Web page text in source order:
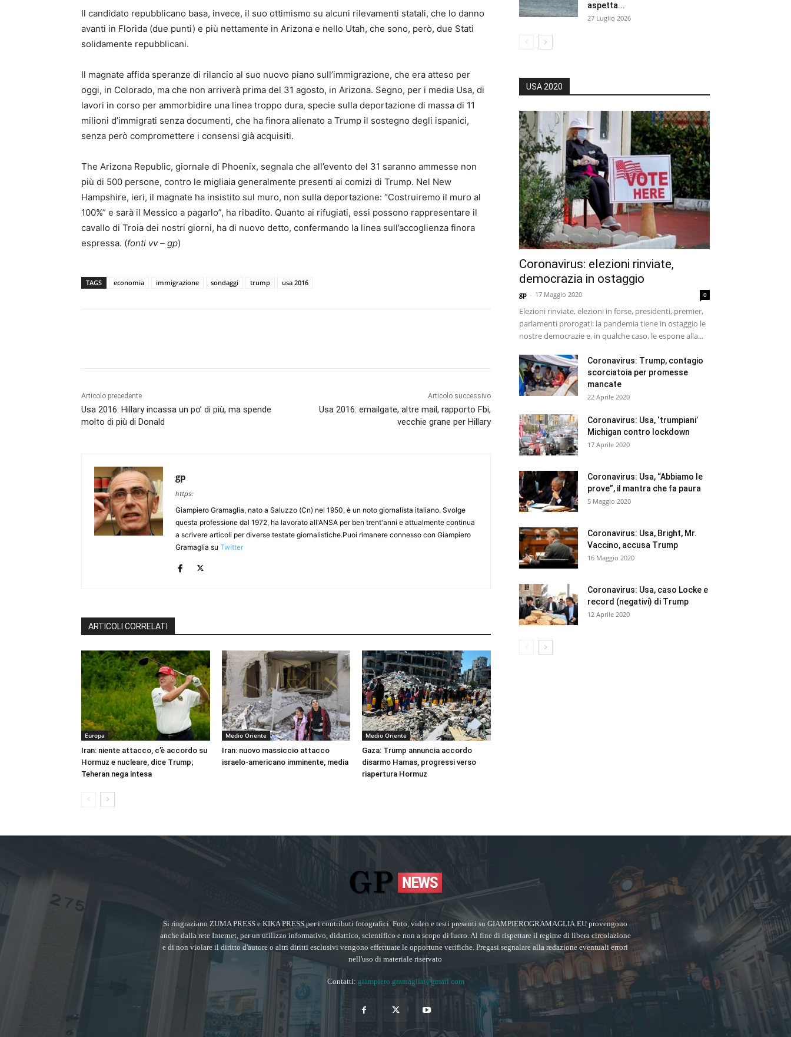
Il candidato repubblicano basa, invece, il suo ottimismo su alcuni rilevamenti statali, che lo danno
avanti in Florida (due punti) e più nettamente in Arizona e nello Utah, che sono, però, due Stati
solidamente repubblicani.
Il magnate affida speranze di rilancio al suo nuovo piano sull’immigrazione, che era atteso per
oggi, in Colorado, ma che non arriverà prima del 31 agosto, in Arizona. Segno, per i media Usa, di
lavori in corso per ammorbidire una linea troppo dura, specie sulla deportazione di massa di 11
milioni d’immigrati senza documenti, che ha finora alienato a Trump il sostegno degli ispanici,
senza però compromettere i consensi già acquisiti.
The Arizona Republic, giornale di Phoenix, segnala che all’evento del 31 saranno ammesse non
più di 500 persone, contro le migliaia generalmente presenti ai comizi di Trump. Nel New
Hampshire, ieri, il magnate ha insistito sul muro, non sulla deportazione: “Costruiremo il muro al
100%” e sarà il Messico a pagarlo”, ha ribadito. Quanto ai rifugiati, essi possono rappresentare il
cavallo di Troia dei nostri giorni, ha di nuovo detto, confermando la linea sull’accoglienza finora
espressa. (fonti vv – gp)
TAGS economia immigrazione sondaggi trump usa 2016
Articolo precedente
Usa 2016: Hillary incassa un po’ di più, ma spende
molto di più di Donald
Articolo successivo
Usa 2016: emailgate, altre mail, rapporto Fbi,
vecchie grane per Hillary
gp
https:
Giampiero Gramaglia, nato a Saluzzo (Cn) nel 1950, è un noto giornalista italiano. Svolge
questa professione dal 1972, ha lavorato all'ANSA per ben trent'anni e attualmente continua
a scrivere articoli per diverse testate giornalistiche.Puoi rimanere connesso con Giampiero
Gramaglia su Twitter
ARTICOLI CORRELATI
Europa
Iran: niente attacco, c’è accordo su
Hormuz e nucleare, dice Trump;
Teheran nega intesa
Medio Oriente
Iran: nuovo massiccio attacco
israelo-americano imminente, media
Medio Oriente
Gaza: Trump annuncia accordo
disarmo Hamas, progressi verso
riapertura Hormuz
aspetta...
27 Luglio 2026
USA 2020
Coronavirus: elezioni rinviate,
democrazia in ostaggio
gp - 17 Maggio 2020 0
Elezioni rinviate, elezioni in forse, presidenti, premier,
parlamenti prorogati: la pandemia tiene in ostaggio le
nostre democrazie e, in qualche caso, le espone alla...
Coronavirus: Trump, contagio
scorciatoia per promesse
mancate
22 Aprile 2020
Coronavirus: Usa, ‘trumpiani’
Michigan contro lockdown
17 Aprile 2020
Coronavirus: Usa, “Abbiamo le
prove”, il mantra che fa paura
5 Maggio 2020
Coronavirus: Usa, Bright, Mr.
Vaccino, accusa Trump
16 Maggio 2020
Coronavirus: Usa, caso Locke e
record (negativi) di Trump
12 Aprile 2020
Si ringraziano ZUMA PRESS e KIKA PRESS per i contributi fotografici. Foto, video e testi presenti su GIAMPIEROGRAMAGLIA.EU provengono
anche dalla rete Internet, per un utilizzo informativo, didattico, scientifico e non a scopo di lucro. Al fine di rispettare il regime di libera circolazione
e di non violare il diritto d'autore o altri diritti esclusivi vengono effettuate le opportune verifiche. Pregasi segnalare alla redazione eventuali errori
nell'uso di materiale riservato
Contatti: giampiero.gramaglia@gmail.com